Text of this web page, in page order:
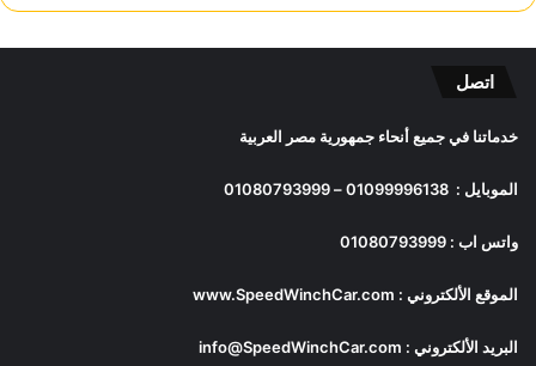
اتصل
خدماتنا في جميع أنحاء جمهورية مصر العربية
الموبايل : 01099996138
–
01080793999
واتس اب : 01080793999
الموقع الألكتروني : www.SpeedWinchCar.com
البريد الألكتروني : info@SpeedWinchCar.com